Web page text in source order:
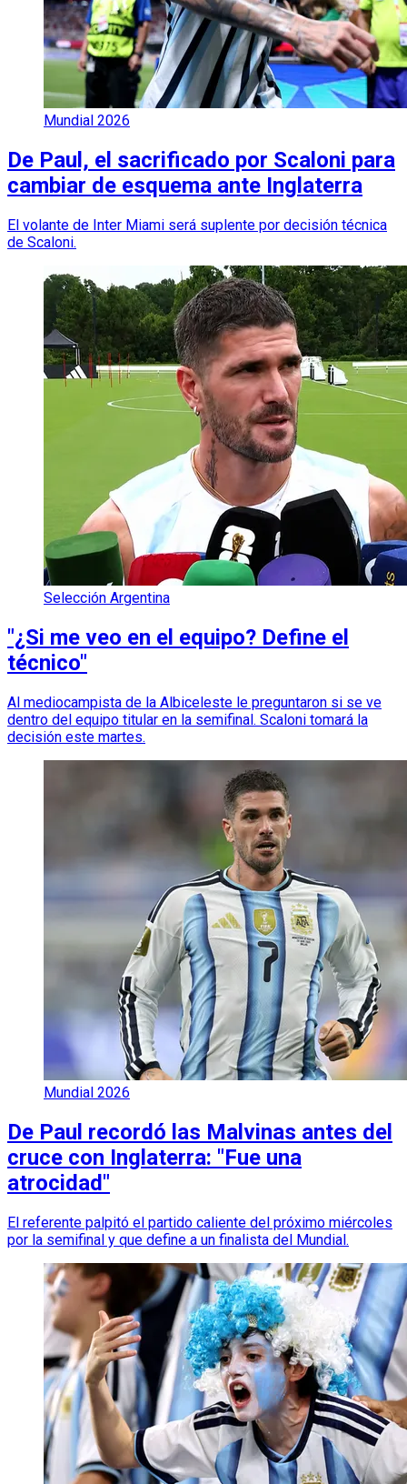
Mundial 2026
De Paul, el sacrificado por Scaloni para
cambiar de esquema ante Inglaterra
El volante de Inter Miami será suplente por decisión técnica
de Scaloni.
Selección Argentina
"¿Si me veo en el equipo? Define el
técnico"
Al mediocampista de la Albiceleste le preguntaron si se ve
dentro del equipo titular en la semifinal. Scaloni tomará la
decisión este martes.
Mundial 2026
De Paul recordó las Malvinas antes del
cruce con Inglaterra: "Fue una
atrocidad"
El referente palpitó el partido caliente del próximo miércoles
por la semifinal y que define a un finalista del Mundial.